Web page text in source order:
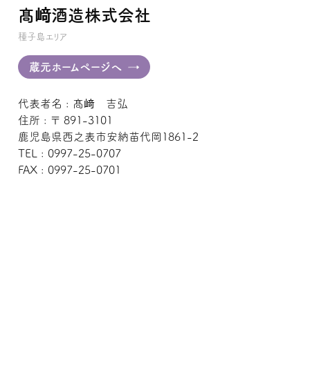
髙﨑酒造株式会社
種子島エリア
蔵元ホームページへ
代表者名 : 髙﨑 吉弘
住所 : 〒 891-3101
鹿児島県西之表市安納苗代岡1861-2
TEL : 0997-25-0707
FAX : 0997-25-0701